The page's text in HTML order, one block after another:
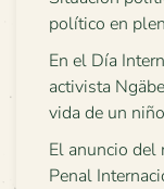
político en
En el Día
activista
vida de un
El anuncio del
Penal